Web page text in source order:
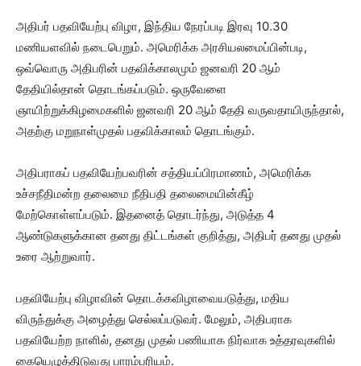
அதிபர் பதவியேற்பு விழா, இந்திய நேரப்படி இரவு 10.30
மணியளவில் நடைபெறும். அமெரிக்க அரசியலமைப்பின்படி,
ஒவ்வொரு அதிபரின் பதவிக்காலமும் ஜனவரி 20 ஆம்
தேதியில்தான் தொடங்கப்படும். ஒருவேளை
ஞாயிற்றுக்கிழமைகளில் ஜனவரி 20 ஆம் தேதி வருவதாயிருந்தால்,
அதற்கு மறுநாள்முதல் பதவிக்காலம் தொடங்கும்.
அதிபராகப் பதவியேற்பவரின் சத்தியப்பிரமாணம், அமெரிக்க
உச்சநீதிமன்ற தலைமை நீதிபதி தலைமையின்கீழ்
மேற்கொள்ளப்படும். இதனைத் தொடர்ந்து, அடுத்த 4
ஆண்டுகளுக்கான தனது திட்டங்கள் குறித்து, அதிபர் தனது முதல்
உரை ஆற்றுவார்.
பதவியேற்பு விழாவின் தொடக்கவிழாவையடுத்து, மதிய
விருந்துக்கு அழைத்து செல்லப்படுவர். மேலும், அதிபராக
பதவியேற்ற நாளில், தனது முதல் பணியாக நிர்வாக உத்தரவுகளில்
கையெழுத்திடுவது பாரம்பரியம்.